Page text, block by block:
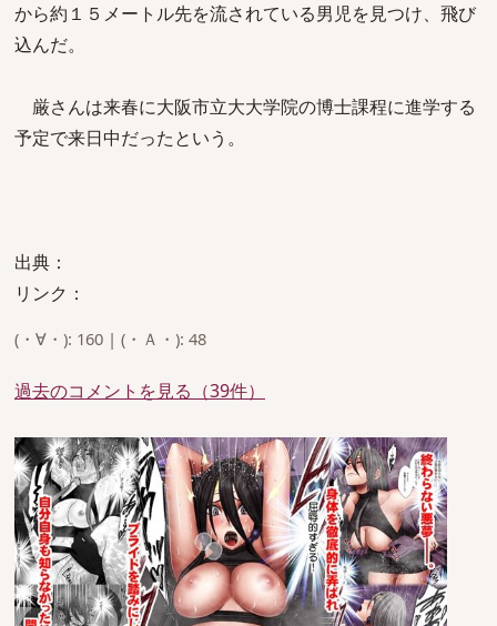
から約１５メートル先を流されている男児を見つけ、飛び
込んだ。
厳さんは来春に大阪市立大大学院の博士課程に進学する
予定で来日中だったという。
出典：
リンク：
(・∀・): 160 | (・Ａ・): 48
過去のコメントを見る（39件）